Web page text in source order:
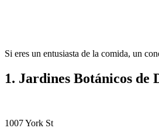
Si eres un entusiasta de la comida, un
1. Jardines Botánicos de
1007 York St